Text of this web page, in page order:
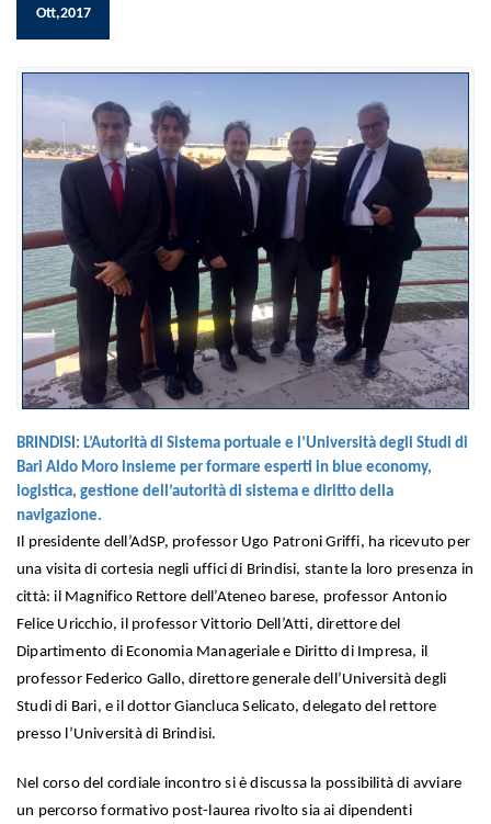
Ott,2017
BRINDISI: L’Autorità di Sistema portuale e l’Università degli Studi di
Bari Aldo Moro insieme per formare esperti in blue economy,
logistica, gestione dell’autorità di sistema e diritto della
navigazione.
Il presidente dell’AdSP, professor Ugo Patroni Griffi, ha ricevuto per
una visita di cortesia negli uffici di Brindisi, stante la loro presenza in
città: il Magnifico Rettore dell’Ateneo barese, professor Antonio
Felice Uricchio, il professor Vittorio Dell’Atti, direttore del
Dipartimento di Economia Manageriale e Diritto di Impresa, il
professor Federico Gallo, direttore generale dell’Università degli
Studi di Bari, e il dottor Giancluca Selicato, delegato del rettore
presso l’Università di Brindisi.
Nel corso del cordiale incontro si è discussa la possibilità di avviare
un percorso formativo post-laurea rivolto sia ai dipendenti